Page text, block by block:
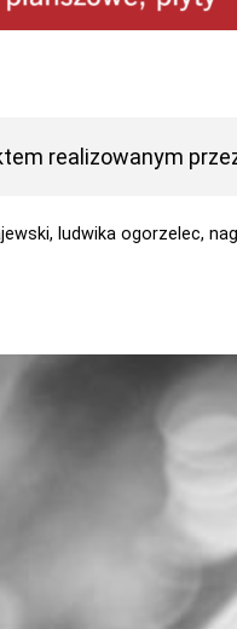
realizowanym
ludwika ogorzelec,